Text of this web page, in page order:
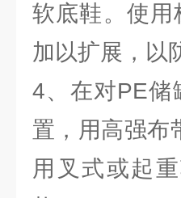
软底鞋。使
加以扩展，以
4、在对PE储
置，用高强布
用叉式或起